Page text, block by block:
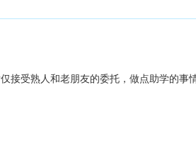
接受熟人和老朋友的委托，做点助学的